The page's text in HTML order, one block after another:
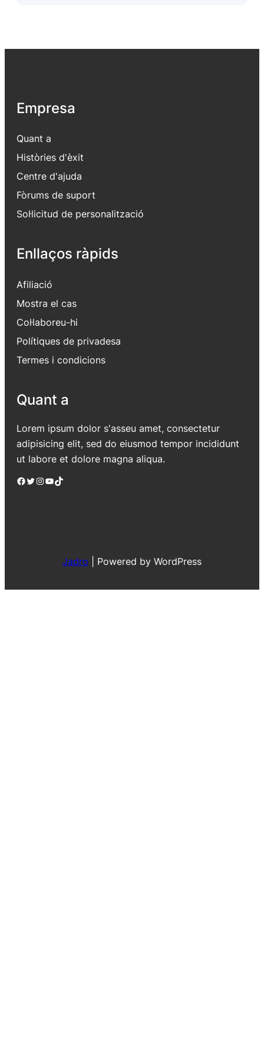
Empresa
Quant a
Històries d'èxit
Centre d'ajuda
Fòrums de suport
Sol·licitud de personalització
Enllaços ràpids
Afiliació
Mostra el cas
Col·laboreu-hi
Polítiques de privadesa
Termes i condicions
Quant a
Lorem ipsum dolor s'asseu amet, consectetur
adipisicing elit, sed do eiusmod tempor incididunt
ut labore et dolore magna aliqua.
Facebook Twitter Instagram YouTube TikTok
Jadro Powered by WordPress